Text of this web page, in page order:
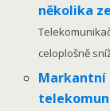
několika
celoplošně
Markantní